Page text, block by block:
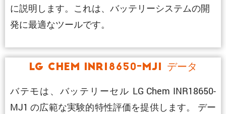
に説明します。これは、バッテリーシステムの開
発に最適なツールです。
LG Chem INR18650-MJ1 データ
バテモは、バッテリーセル LG Chem INR18650-
MJ1 の広範な実験的特性評価を提供します。 デー